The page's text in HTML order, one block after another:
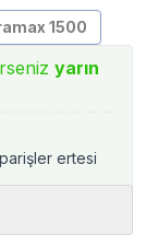
1500
yarın
ertesi